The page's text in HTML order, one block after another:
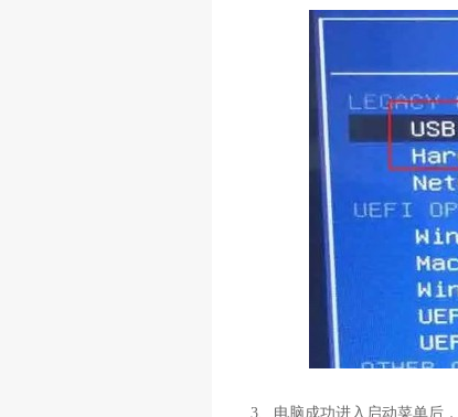
3 、电脑成功进入启动菜单后